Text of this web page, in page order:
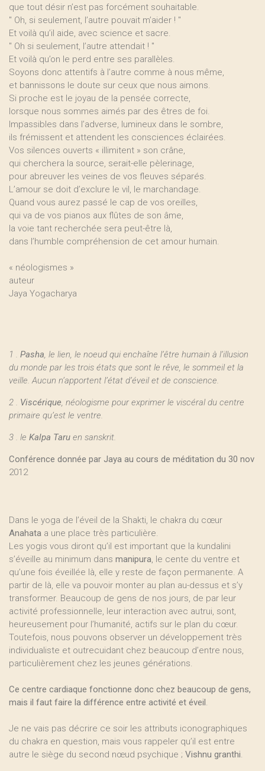
que tout désir n’est pas forcément souhaitable.
" Oh, si seulement, l’autre pouvait m’aider ! "
Et voilà qu’il aide, avec science et sacre.
" Oh si seulement, l’autre attendait ! "
Et voilà qu’on le perd entre ses parallèles.
Soyons donc attentifs à l’autre comme à nous même,
et bannissons le doute sur ceux que nous aimons.
Si proche est le joyau de la pensée correcte,
lorsque nous sommes aimés par des êtres de foi.
Impassibles dans l’adverse, lumineux dans le sombre,
ils frémissent et attendent les consciences éclairées.
Vos silences ouverts « illimitent » son crâne,
qui cherchera la source, serait-elle pèlerinage,
pour abreuver les veines de vos fleuves séparés.
L’amour se doit d’exclure le vil, le marchandage.
Quand vous aurez passé le cap de vos oreilles,
qui va de vos pianos aux flûtes de son âme,
la voie tant recherchée sera peut-être là,
dans l’humble compréhension de cet amour humain.
« néologismes »
auteur
Jaya Yogacharya
1 . Pasha, le lien, le noeud qui enchaîne l’être humain à l’illusion
du monde par les trois états que sont le rêve, le sommeil et la
veille. Aucun n’apportent l’état d’éveil et de conscience.
2 . Viscérique, néologisme pour exprimer le viscéral du centre
primaire qu’est le ventre.
3 . le Kalpa Taru en sanskrit.
Conférence donnée par Jaya au cours de méditation du 30 nov
2012
Dans le yoga de l’éveil de la Shakti, le chakra du cœur
Anahata a une place très particulière.
Les yogis vous diront qu’il est important que la kundalini
s’éveille au minimum dans manipura, le cente du ventre et
qu’une fois éveillée là, elle y reste de façon permanente. A
partir de là, elle va pouvoir monter au plan au-dessus et s’y
transformer. Beaucoup de gens de nos jours, de par leur
activité professionnelle, leur interaction avec autrui, sont,
heureusement pour l’humanité, actifs sur le plan du cœur.
Toutefois, nous pouvons observer un développement très
individualiste et outrecuidant chez beaucoup d’entre nous,
particulièrement chez les jeunes générations.
Ce centre cardiaque fonctionne donc chez beaucoup de gens,
mais il faut faire la différence entre activité et éveil.
Je ne vais pas décrire ce soir les attributs iconographiques
du chakra en question, mais vous rappeler qu’il est entre
autre le siège du second nœud psychique ; Vishnu granthi.